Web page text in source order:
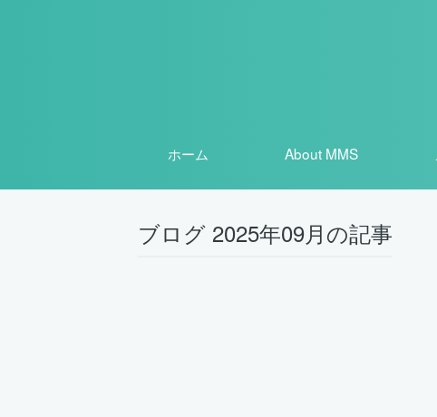
ホーム About MMS
ブログ 2025年09月の記事